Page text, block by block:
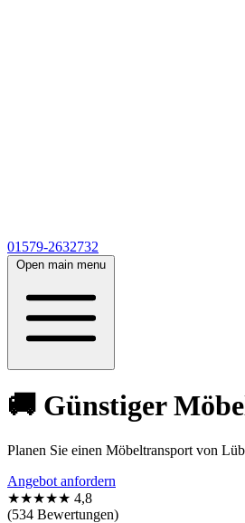
01579-2632732
Open main menu
🚚 Günstiger
Planen Sie einen Möbeltransport von
Angebot anfordern
★★★★★ 4,8
(534 Bewertungen)